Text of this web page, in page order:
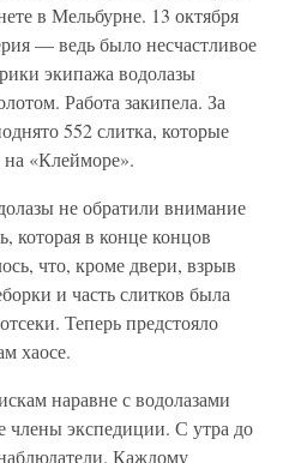
в Мельбурне. 13 октября
— ведь было несчастливое
экипажа водолазы
Работа закипела. За
552 слитка, которые
«Клейморе».
не обратили внимание
которая в конце концов
что, кроме двери, взрыв
и часть слитков была
Теперь предстояло
хаосе.
наравне с водолазами
члены экспедиции. С утра до
Каждому